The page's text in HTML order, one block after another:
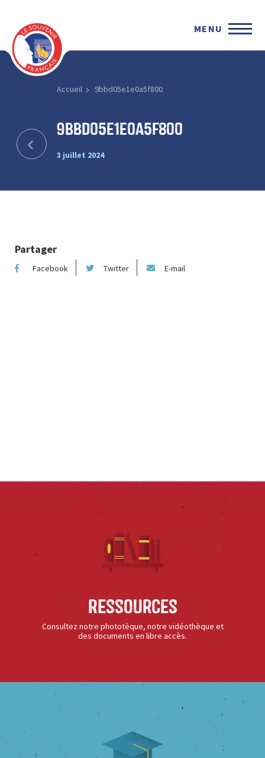
MENU
Accueil 9bbd05e1e0a5f800
9bbd05e1e0a5f800
3 juillet 2024
Partager
Facebook Twitter E-mail
Ressources
Consultez notre phototèque, notre vidéothèque et
des documents en libre accès.